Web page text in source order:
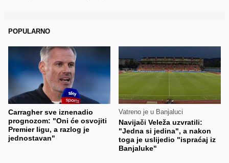
POPULARNO
Carragher sve iznenadio
prognozom: "Oni će osvojiti
Premier ligu, a razlog je
jednostavan"
Vatreno je u Banjaluci
Navijači Veleža uzvratili:
"Jedna si jedina", a nakon
toga je uslijedio "ispraćaj iz
Banjaluke"